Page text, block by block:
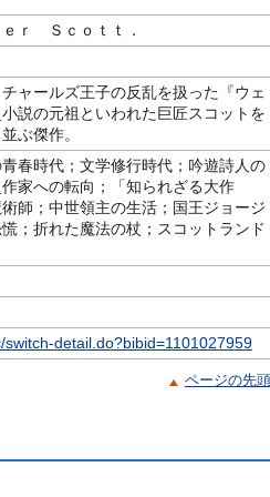
ｒ Ｓｃｏｔｔ．
ャールズ王子の反乱を扱った『ウェ
説の元祖といわれた巨匠スコットを
ぶ傑作。
春時代；文学修行時代；吟遊詩人の
家への転向；「知られざる大作
師；中世領主の生活；国王ジョージ
；折れた魔法の杖；スコットランド
detail.do?bibid=1101027959
ページの先